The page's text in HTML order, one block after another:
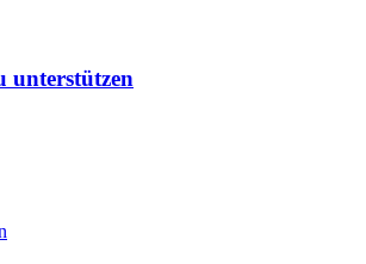
unterstützen